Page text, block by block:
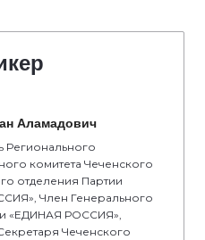
Аламадович
Регионального
комитета Чеченского
отделения Партии
Член Генерального
«ЕДИНАЯ РОССИЯ»,
Чеченского